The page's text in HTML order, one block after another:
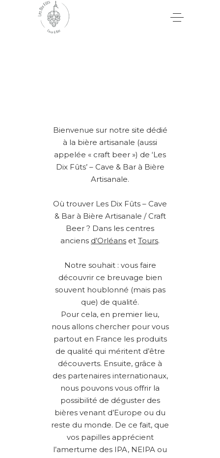
Bienvenue sur notre site dédié
à la bière artisanale (aussi
appelée « craft beer ») de ‘Les
Dix Fûts’ – Cave & Bar à Bière
Artisanale.
Où trouver Les Dix Fûts – Cave
& Bar à Bière Artisanale / Craft
Beer ? Dans les centres
anciens d’Orléans et Tours.
Notre souhait : vous faire
découvrir ce breuvage bien
souvent houblonné (mais pas
que) de qualité.
Pour cela, en premier lieu,
nous allons chercher pour vous
partout en France les produits
de qualité qui méritent d’être
découverts. Ensuite, grâce à
des partenaires internationaux,
nous pouvons vous offrir la
possibilité de déguster des
bières venant d’Europe ou du
reste du monde. De ce fait, que
vos papilles apprécient
l’amertume des IPA, NEIPA ou